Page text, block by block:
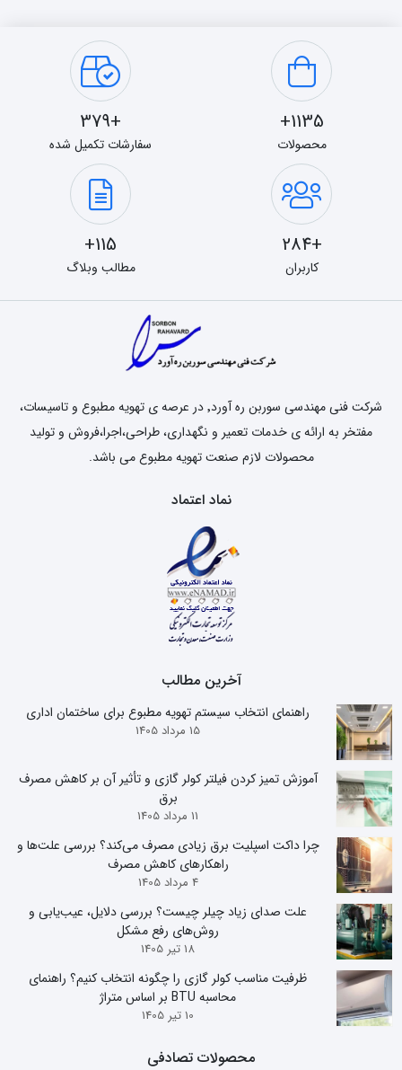
1135+
محصولات
+379
سفارشات تکمیل شده
+284
کاربران
115+
مطالب وبلاگ
شرکت فنی مهندسی سوربن ره آورد٬ در عرصه ی تهویه مطبوع و تاسیسات،
مفتخر به ارائه ی خدمات تعمیر و نگهداری، طراحی،اجرا،فروش و تولید
محصولات لازم صنعت تهویه مطبوع می باشد.
نماد اعتماد
آخرین مطالب
راهنمای انتخاب سیستم تهویه مطبوع برای ساختمان اداری
15 مرداد 1405
آموزش تمیز کردن فیلتر کولر گازی و تأثیر آن بر کاهش مصرف
برق
11 مرداد 1405
چرا داکت اسپلیت برق زیادی مصرف می‌کند؟ بررسی علت‌ها و
راهکارهای کاهش مصرف
4 مرداد 1405
علت صدای زیاد چیلر چیست؟ بررسی دلایل، عیب‌یابی و
روش‌های رفع مشکل
18 تیر 1405
ظرفیت مناسب کولر گازی را چگونه انتخاب کنیم؟ راهنمای
محاسبه BTU بر اساس متراژ
10 تیر 1405
محصولات تصادفی